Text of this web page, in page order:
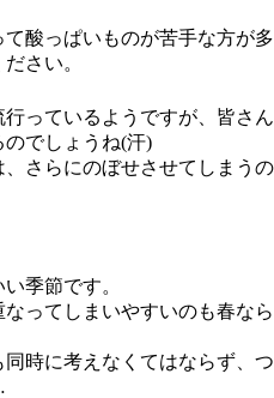
酸っぱいものが苦手な方が多
さい。
っているようですが、皆さん
でしょうね(汗)
さらにのぼせさせてしまうの
季節です。
ってしまいやすいのも春なら
時に考えなくてはならず、つ